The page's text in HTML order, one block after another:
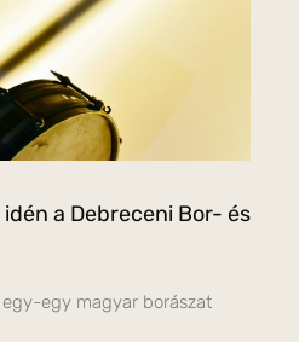
a Debreceni Bor- és
egy magyar borászat